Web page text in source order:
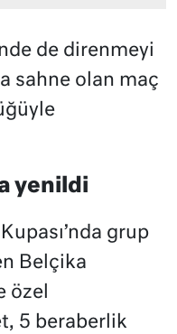
de direnmeyi
sahne olan maç
yenildi
grup
Belçika
özel
5 beraberlik